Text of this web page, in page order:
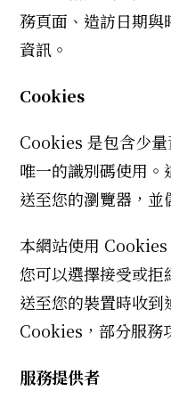
務頁面、造訪日期
資訊。
Cookies
Cookies 是包含少量
唯一的識別碼使用
送至您的瀏覽器，並
本網站使用 Cookies
您可以選擇接受或
送至您的裝置時收
Cookies，部分服務
服務提供者